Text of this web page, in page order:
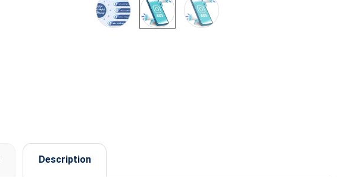
Description